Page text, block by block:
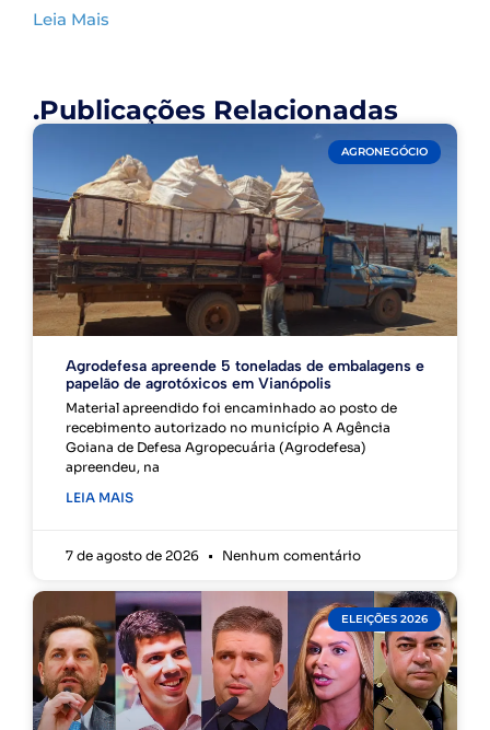
Leia Mais
.Publicações Relacionadas
AGRONEGÓCIO
Agrodefesa apreende 5 toneladas de embalagens e
papelão de agrotóxicos em Vianópolis
Material apreendido foi encaminhado ao posto de
recebimento autorizado no município A Agência
Goiana de Defesa Agropecuária (Agrodefesa)
apreendeu, na
LEIA MAIS
7 de agosto de 2026 Nenhum comentário
ELEIÇÕES 2026